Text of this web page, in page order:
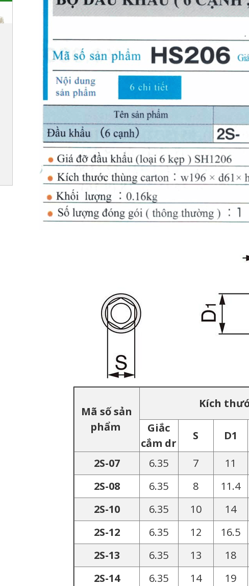
Mã số sản
phẩm
Kích
Giắc
cắm dr
S D1
2S-07
6.35 7 11
2S-08
6.35 8 11.4
2S-10
6.35 10 14
2S-12
6.35 12 16.5
2S-13
6.35 13 18
2S-14
6.35 14 19